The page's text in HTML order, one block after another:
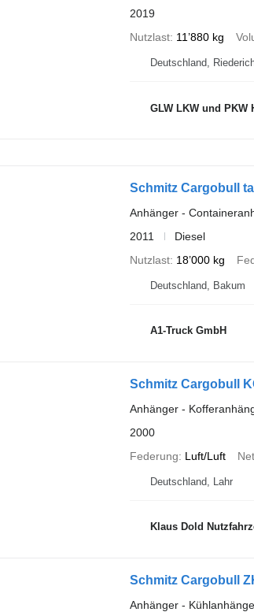
2019
Nutzlast 11’880 kg
Deutschland,
GLW LKW und PKW
Schmitz Cargobull
Anhänger -
2011
Diesel
Nutzlast 18’000 kg
Deutschland, Bakum
A1-Truck GmbH
Schmitz Cargobull
Anhänger -
2000
Federung
Luft/Luft
Deutschland, Lahr
Klaus Dold
Schmitz Cargobull
Anhänger -